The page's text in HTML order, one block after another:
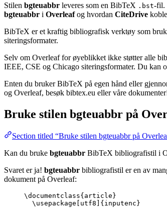
Stilen bgteuabbr leveres som en BibTeX .bst-fil.
bgteuabbr i Overleafog hvordan CiteDrive
BibTeX er et kraftig bibliografisk verktøy som
siteringsformater.
Selv om Overleaf for øyeblikket ikke støtter alle
IEEE, CSE og Chicago siteringsformater. Du kan
Enten du bruker BibTeX på egen hånd eller
og Overleaf, besøk bibtex.eu eller våre
Bruke stilen bgteuabbr på
Section titled “Bruke stilen bgteuabbr på
Kan du bruke bgteuabbr BibTeX bibliografistil i
Svaret er ja! bgteuabbr bibliografistil er en av
dokument på Overleaf:
\documentclass{ article }
\usepackage
utf8 ]{ inputenc }